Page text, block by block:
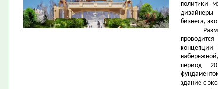
политики
дизайнеры
бизнеса,
концепции
период
здание с